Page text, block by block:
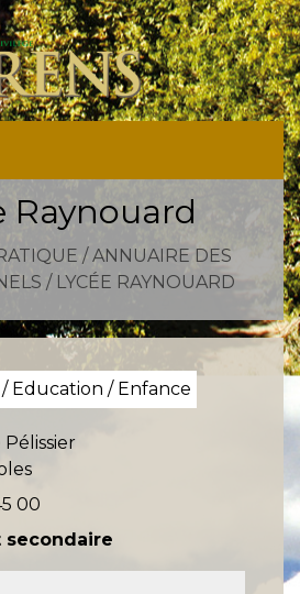
Raynouard
/ANNUAIRE DES
/ LYCÉE RAYNOUARD
Education / Enfance
00
secondaire